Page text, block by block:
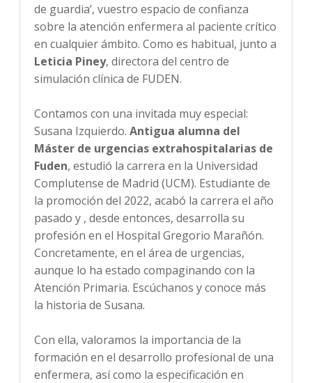
de guardia’, vuestro espacio de confianza
sobre la atención enfermera al paciente crítico
en cualquier ámbito. Como es habitual, junto a
Leticia Piney, directora del centro de
simulación clínica de FUDEN.
Contamos con una invitada muy especial:
Susana Izquierdo.Antigua alumna del
Máster de urgencias extrahospitalarias de
Fuden, estudió la carrera en la Universidad
Complutense de Madrid (UCM). Estudiante de
la promoción del 2022, acabó la carrera el año
pasado y , desde entonces, desarrolla su
profesión en el Hospital Gregorio Marañón.
Concretamente, en el área de urgencias,
aunque lo ha estado compaginando con la
Atención Primaria. Escúchanos y conoce más
la historia de Susana.
Con ella, valoramos la importancia de la
formación en el desarrollo profesional de una
enfermera, así como la especificación en